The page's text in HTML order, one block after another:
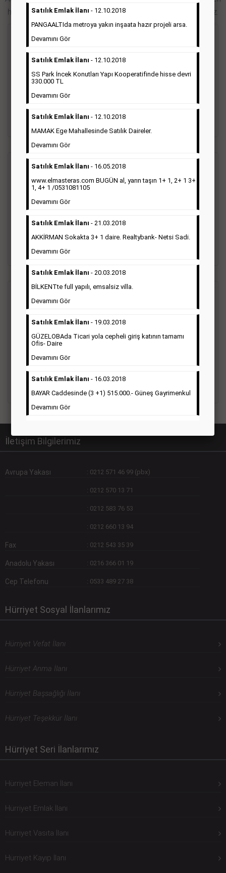
hakkında detaylara ulaşabilir, ilan örneklerini inceleyebilirsiniz.
ilanı, vasıta ilanı başlıkları altında toplanmaktadır. Hürriyet
gazetesi seri ilanlar, Türkiye baskısı, İstanbul baskısı, Ankara
baskısı, Ege baskısı, Akdeniz baskısı, Çukurova baskısı ve diğer
Sosyal İlan (Vefat, Başsağlığı, Anma, Teşekkür)
vefat ilanı anma ilan, başsağlığı ilanı, teşekkür ilanı vb. ilan
türleri toplanmaktadır. Ticari amaç gütmeyen bu ilan çeşidin
de fiyatlandırma ilanın kapladığı alan üzerinden fiyatlandırılır.
Diğer çerçeveli ilanlara göre daha ekonomiktir.
Detaylı Bilgi & İlan Örnekleri
Hürriyet gazetesi Ticari ilan; firmaların tanıtımlarının, duyuru
ve kampanyalarının yapıldığı, çerçeveli ilan çeşididir.Hüriyet
gazetesine verilen ticari ilanları genellikle kurumsal firmalar
olmak üzere bütün sektörler bu ilan türünü tercih
Detaylı Bilgi & İlan Örnekleri
İletişim Bilgilerimiz
Avrupa Yakası : 0212 571 46 99 (pbx)
: 0212 570 13 71
: 0212 583 76 53
: 0212 660 13 94
Fax : 0212 543 35 39
Anadolu Yakası : 0216 366 01 19
Cep Telefonu : 0533 489 27 38
Hürriyet Sosyal İlanlarımız
Hürriyet Vefat İlanı
Hürriyet Anma İlanı
Hürriyet Başsağlığı İlanı
Hürriyet Teşekkür İlanı
Hürriyet Seri İlanlarımız
Hürriyet Eleman İlanı
Hürriyet Emlak İlanı
Hürriyet Vasıta İlanı
Hürriyet Kayıp İlanı
Satılık Emlak İlanı - 12.10.2018
PANGAALTIda metroya yakın inşaata hazır projeli arsa.
Devamını Gör
Satılık Emlak İlanı - 12.10.2018
SS Park İncek Konutları Yapı Kooperatifinde hisse devri
330.000 TL
Devamını Gör
Satılık Emlak İlanı - 12.10.2018
MAMAK Ege Mahallesinde Satılık Daireler.
Devamını Gör
Satılık Emlak İlanı - 16.05.2018
www.elmasteras.com BUGÜN al, yarın taşın 1+ 1, 2+ 1 3+
1, 4+ 1 /0531081105
Devamını Gör
Satılık Emlak İlanı - 21.03.2018
AKKİRMAN Sokakta 3+ 1 daire. Realtybank- Netsi Sadi.
Devamını Gör
Satılık Emlak İlanı - 20.03.2018
BİLKENTte full yapılı, emsalsiz villa.
Devamını Gör
Satılık Emlak İlanı - 19.03.2018
GÜZELOBAda Ticari yola cepheli giriş katının tamamı
Ofis- Daire
Devamını Gör
Satılık Emlak İlanı - 16.03.2018
BAYAR Caddesinde (3 +1) 515.000.- Güneş Gayrimenkul
Devamını Gör